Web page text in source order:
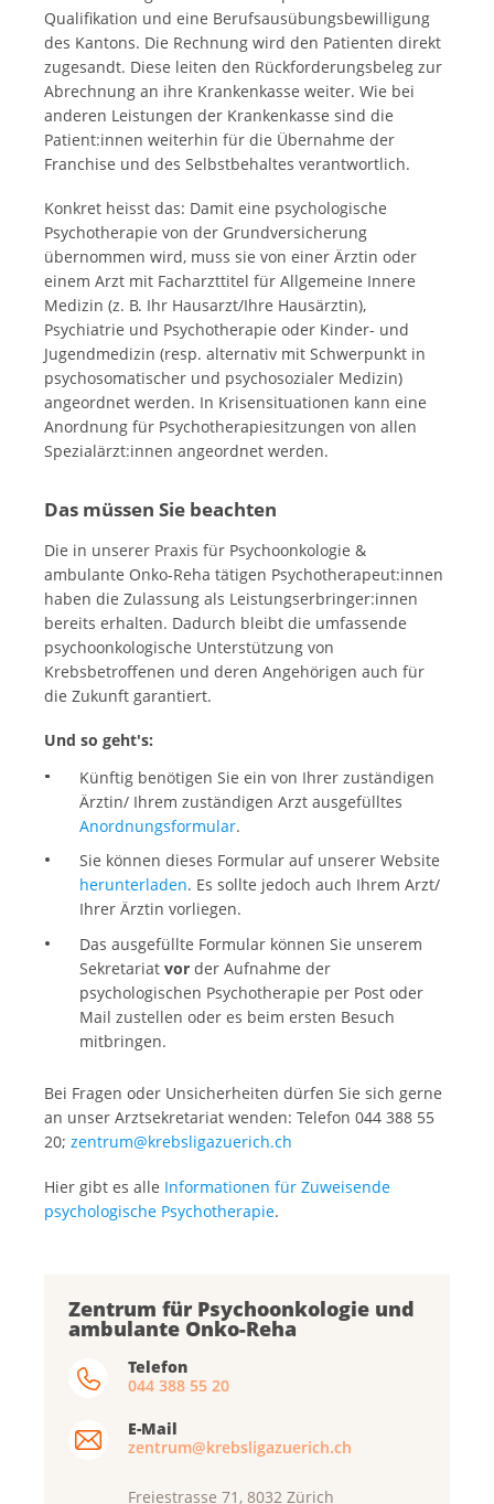
Qualifikation und eine Berufsausübungsbewilligung
des Kantons. Die Rechnung wird den Patienten direkt
zugesandt. Diese leiten den Rückforderungsbeleg zur
Abrechnung an ihre Krankenkasse weiter. Wie bei
anderen Leistungen der Krankenkasse sind die
Patient:innen weiterhin für die Übernahme der
Franchise und des Selbstbehaltes verantwortlich.
Konkret heisst das: Damit eine psychologische
Psychotherapie von der Grundversicherung
übernommen wird, muss sie von einer Ärztin oder
einem Arzt mit Facharzttitel für Allgemeine Innere
Medizin (z. B. Ihr Hausarzt/Ihre Hausärztin),
Psychiatrie und Psychotherapie oder Kinder- und
Jugendmedizin (resp. alternativ mit Schwerpunkt in
psychosomatischer und psychosozialer Medizin)
angeordnet werden. In Krisensituationen kann eine
Anordnung für Psychotherapiesitzungen von allen
Spezialärzt:innen angeordnet werden.
Das müssen Sie beachten
Die in unserer Praxis für Psychoonkologie &
ambulante Onko-Reha tätigen Psychotherapeut:innen
haben die Zulassung als Leistungserbringer:innen
bereits erhalten. Dadurch bleibt die umfassende
psychoonkologische Unterstützung von
Krebsbetroffenen und deren Angehörigen auch für
die Zukunft garantiert.
Und so geht's:
Künftig benötigen Sie ein von Ihrer zuständigen
Ärztin/ Ihrem zuständigen Arzt ausgefülltes
Anordnungsformular.
Sie können dieses Formular auf unserer Website
herunterladen. Es sollte jedoch auch Ihrem Arzt/
Ihrer Ärztin vorliegen.
Das ausgefüllte Formular können Sie unserem
Sekretariat vor der Aufnahme der
psychologischen Psychotherapie per Post oder
Mail zustellen oder es beim ersten Besuch
mitbringen.
Bei Fragen oder Unsicherheiten dürfen Sie sich gerne
an unser Arztsekretariat wenden: Telefon 044 388 55
20; zentrum@krebsligazuerich.ch
Hier gibt es alle Informationen für Zuweisende
psychologische Psychotherapie.
Zentrum für Psychoonkologie und
ambulante Onko-Reha
Telefon
044 388 55 20
E-Mail
zentrum@krebsligazuerich.ch
Freiestrasse 71, 8032 Zürich